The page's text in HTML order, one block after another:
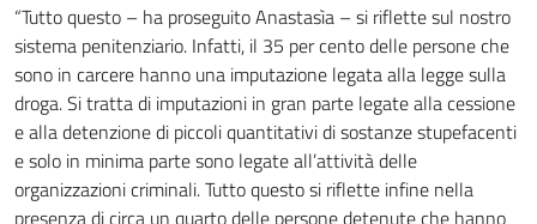
“Tutto questo – ha proseguito Anastasìa – si riflette sul nostro
sistema penitenziario. Infatti, il 35 per cento delle persone che
sono in carcere hanno una imputazione legata alla legge sulla
droga. Si tratta di imputazioni in gran parte legate alla cessione
e alla detenzione di piccoli quantitativi di sostanze stupefacenti
e solo in minima parte sono legate all’attività delle
organizzazioni criminali. Tutto questo si riflette infine nella
presenza di circa un quarto delle persone detenute che hanno